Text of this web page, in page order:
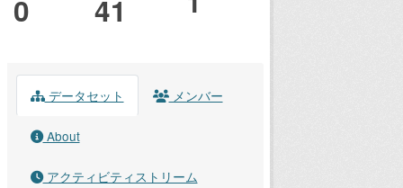
0 41
データセット メンバー
About
アクティビティストリーム